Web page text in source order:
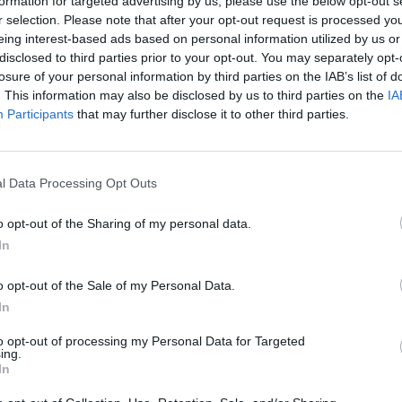
selection. Please note that after your opt-out request is processed
interest-based ads based on personal information utilized by us
to third parties prior to your opt-out. You may separately
of your personal information by third parties on the IAB’s list of
This information may also be disclosed by us to third parties on the
Participants that may further disclose it to other third parties.
Data Processing Opt Outs
opt-out of the Sharing of my personal data.
opt-out of the Sale of my Personal Data.
opt-out of processing my Personal Data for Targeted
egyszerűen és gyorsan elpárolog a G20
kommentárjában Márvány Zsolt, a Commerzbank
a ma reggel publikált várakozásoknál is rosszabb
szerepet a forint gyengülésében.
eredőjeként ma nagyjából másfél forinttal volt gyengébb a
A jelenség magyarázatául felhozható tények sora sajnos
hogy közülük a szakmailag leginkább megalapozottnak a
rendező speed-bike klub tevékenysége által kiváltott...
portfolio.hu hírarchívumához tartozik, melynek olvasása
tartalmazza: